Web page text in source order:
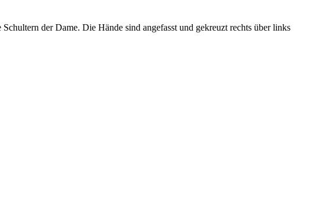
der Dame. Die Hände sind angefasst und gekreuzt rechts über links